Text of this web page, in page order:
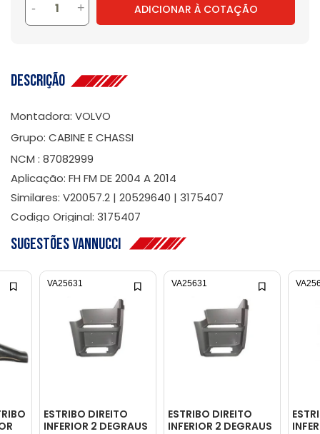
- + ADICIONAR À COTAÇÃO
Descrição
Montadora: VOLVO
Grupo: CABINE E CHASSI
NCM : 87082999
Aplicação: FH FM DE 2004 A 2014
Similares: V20057.2 | 20529640 | 3175407
Codigo Original: 3175407
Sugestões Vannucci
ESTRIBO DIREITO
INFERIOR 2 DEGRAUS
VA25631
ESTRIBO DIREITO
INFERIOR 2 DEGRAUS
VA25631